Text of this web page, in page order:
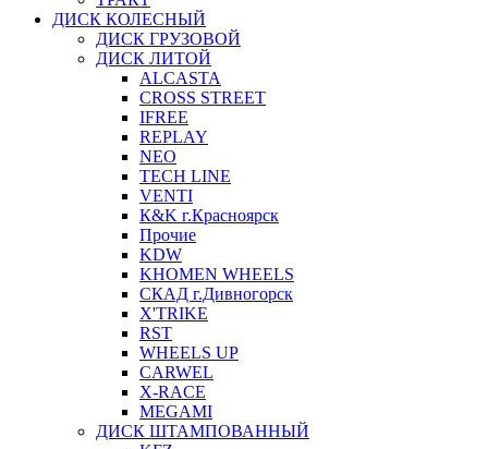
ДИСК КОЛЕСНЫЙ
ДИСК ГРУЗОВОЙ
ДИСК ЛИТОЙ
ALCASTA
CROSS STREET
IFREE
REPLAY
NEO
TECH LINE
VENTI
К&K г.Красноярск
Прочие
KDW
KHOMEN WHEELS
СКАД г.Дивногорск
X'TRIKE
RST
WHEELS UP
CARWEL
X-RACE
MEGAMI
ДИСК ШТАМПОВАННЫЙ